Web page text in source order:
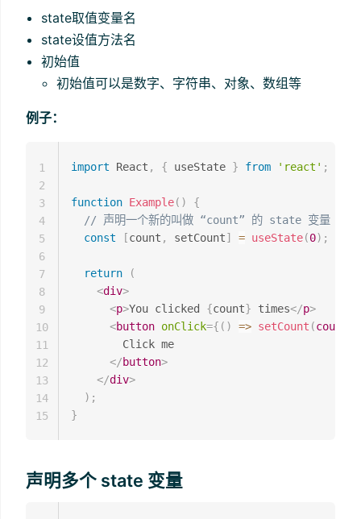
state取值变量名
state设值方法名
初始值
初始值可以是数字、字符串、对象、数组等
例子：
import React , { useState } from 'react' ;
function Example( )
{
// 声明一个新的叫做 “count” 的 state 变量
const
[count , setCount] = useState(0) ;
return
(
<div>
<p>You clicked {count} times</p>
<button onClick={ ( ) => setCount (count
        Click me
</button>
</div>
) ;
}
1
2
3
4
5
6
7
8
9
10
11
12
13
14
15
声明多个 state 变量